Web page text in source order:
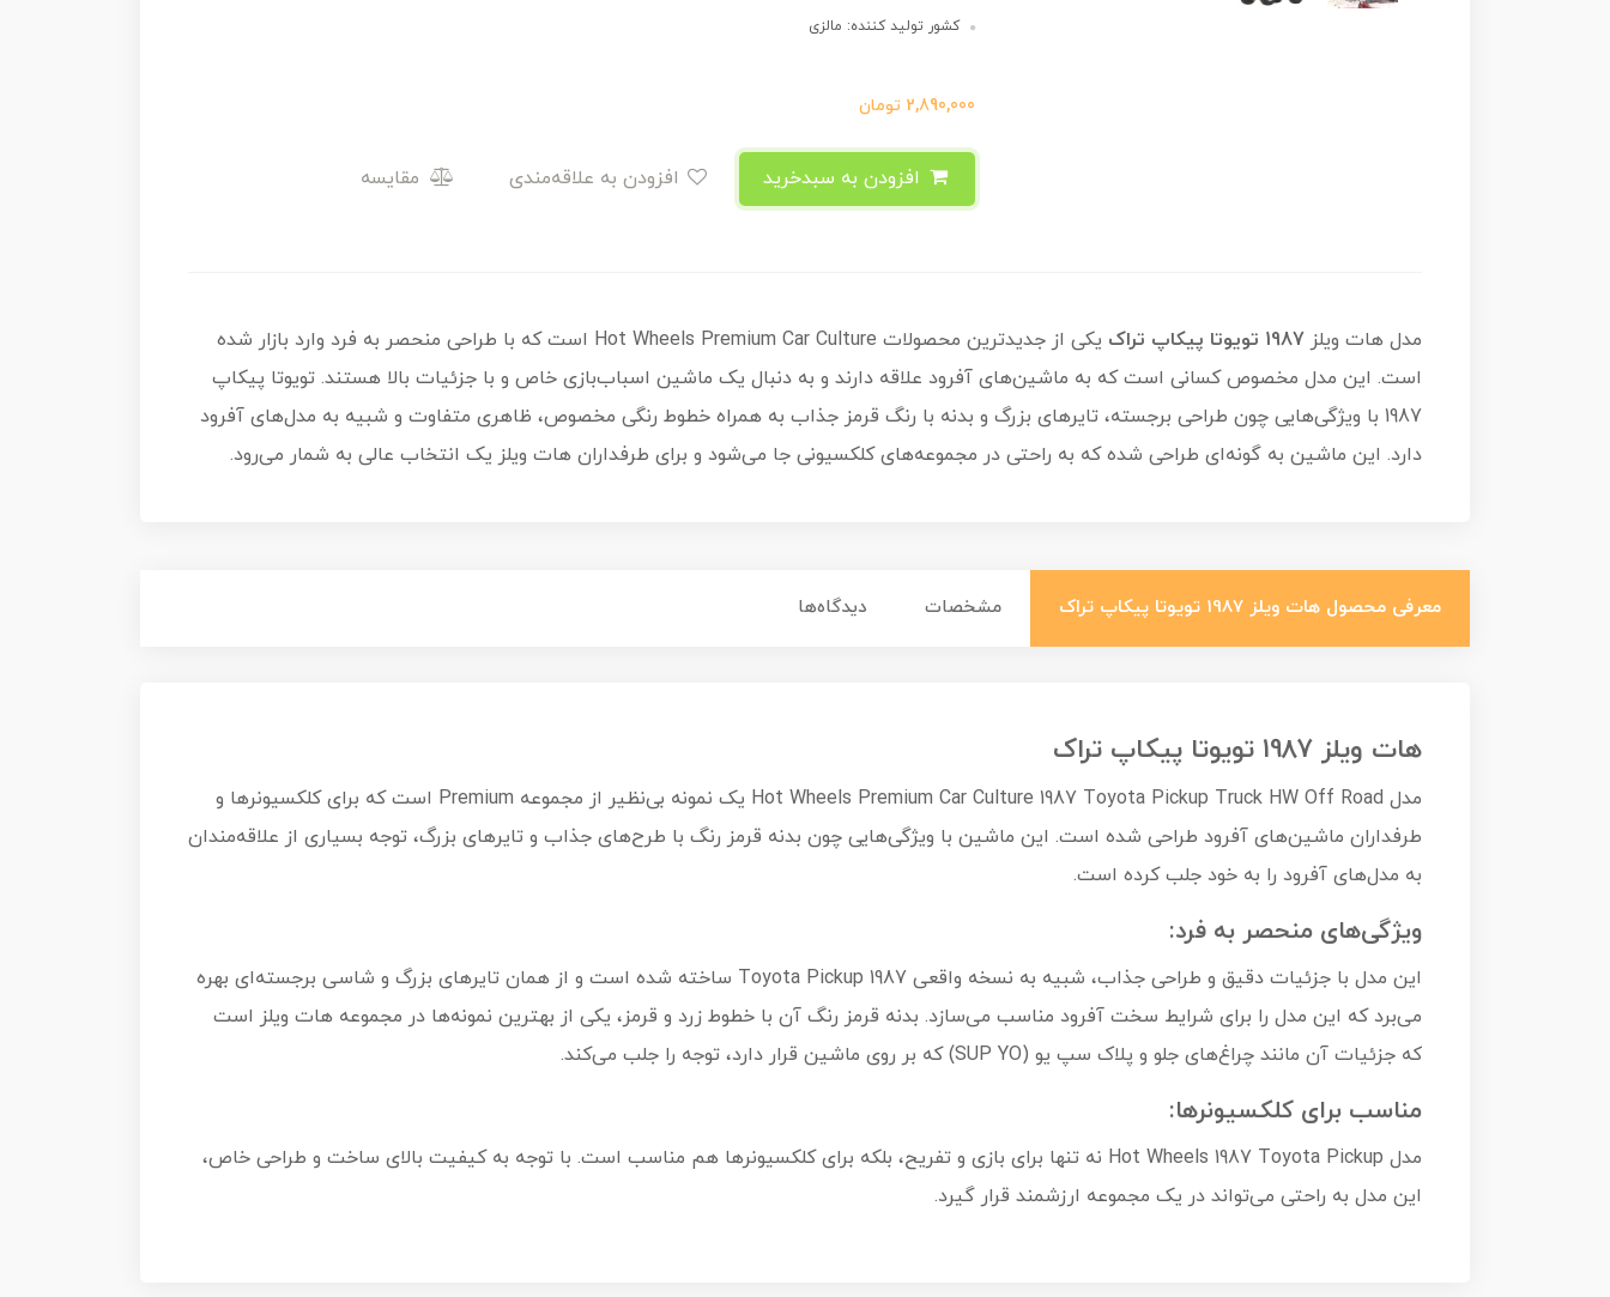
کشور تولید کننده: مالزی
2,890,000 تومان
مقایسه
مدل هات ویلز 1987 تویوتا پیکاپ تراک
یکی از جدیدترین محصولات Hot Wheels Premium Car Culture است که با طراحی منحصر به فرد وارد بازار شده
است. این مدل مخصوص کسانی است که به ماشین‌های آفرود علاقه دارند و به دنبال یک ماشین اسباب‌بازی خاص و با جزئیات بالا هستند. تویوتا پیکاپ
1987 با ویژگی‌هایی چون طراحی برجسته، تایرهای بزرگ و بدنه با رنگ قرمز جذاب به همراه خطوط رنگی مخصوص، ظاهری متفاوت و شبیه به مدل‌های آفرود
دارد. این ماشین به گونه‌ای طراحی شده که به راحتی در مجموعه‌های کلکسیونی جا می‌شود و برای طرفداران هات ویلز یک انتخاب عالی به شمار می‌رود.
معرفی محصول هات ویلز 1987 تویوتا پیکاپ تراک مشخصات دیدگاه‌ها
هات ویلز 1987 تویوتا پیکاپ تراک
مدل Hot Wheels Premium Car Culture 1987 Toyota Pickup Truck HW Off Road یک نمونه بی‌نظیر از مجموعه Premium است که برای کلکسیونرها و
طرفداران ماشین‌های آفرود طراحی شده است. این ماشین با ویژگی‌هایی چون بدنه قرمز رنگ با طرح‌های جذاب و تایرهای بزرگ، توجه بسیاری از علاقه‌مندان
به مدل‌های آفرود را به خود جلب کرده است.
ویژگی‌های منحصر به فرد:
این مدل با جزئیات دقیق و طراحی جذاب، شبیه به نسخه واقعی 1987 Toyota Pickup ساخته شده است و از همان تایرهای بزرگ و شاسی برجسته‌ای بهره
می‌برد که این مدل را برای شرایط سخت آفرود مناسب می‌سازد. بدنه قرمز رنگ آن با خطوط زرد و قرمز، یکی از بهترین نمونه‌ها در مجموعه هات ویلز است
که جزئیات آن مانند چراغ‌های جلو و پلاک سپ یو (SUP YO) که بر روی ماشین قرار دارد، توجه را جلب می‌کند.
مناسب برای کلکسیونرها:
مدل Hot Wheels 1987 Toyota Pickup نه تنها برای بازی و تفریح، بلکه برای کلکسیونرها هم مناسب است. با توجه به کیفیت بالای ساخت و طراحی خاص،
این مدل به راحتی می‌تواند در یک مجموعه ارزشمند قرار گیرد.